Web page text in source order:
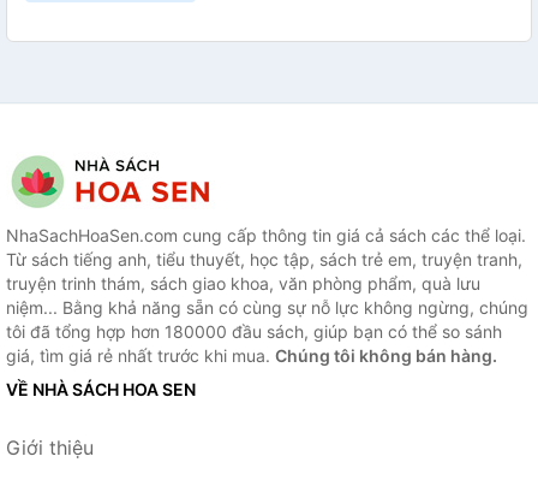
NhaSachHoaSen.com cung cấp thông tin giá cả sách các thể loại.
Từ sách tiếng anh, tiểu thuyết, học tập, sách trẻ em, truyện tranh,
truyện trinh thám, sách giao khoa, văn phòng phẩm, quà lưu
niệm... Bằng khả năng sẵn có cùng sự nỗ lực không ngừng, chúng
tôi đã tổng hợp hơn 180000 đầu sách, giúp bạn có thể so sánh
giá, tìm giá rẻ nhất trước khi mua. Chúng tôi không bán hàng.
VỀ NHÀ SÁCH HOA SEN
Giới thiệu